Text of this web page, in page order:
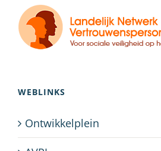
WEBLINKS
Ontwikkelplein